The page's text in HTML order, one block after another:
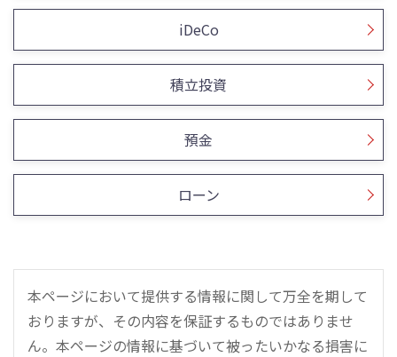
iDeCo
積立投資
預金
ローン
本ページにおいて提供する情報に関して万全を期して
おりますが、その内容を保証するものではありませ
ん。本ページの情報に基づいて被ったいかなる損害に